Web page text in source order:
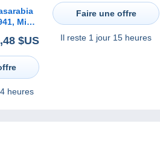
Mi
$US
heures
Faire une offre
Il reste 1 jour 15 heures